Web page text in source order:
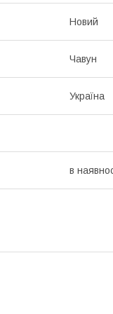
Новий
Чавун
Україна
в